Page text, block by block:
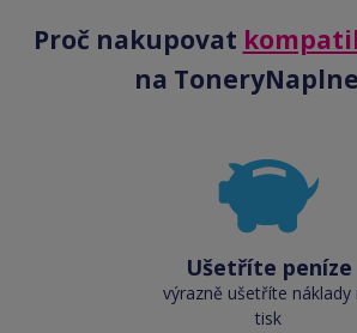
Proč nakupovat
na
Ušetříte peníze
výrazně ušetříte náklady
tisk